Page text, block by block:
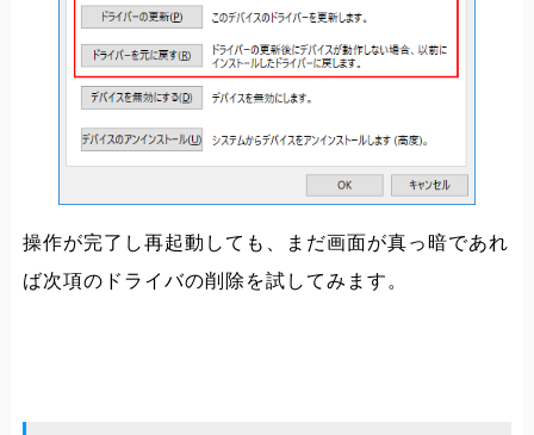
操作が完了し再起動しても、まだ画面が真っ暗であれ
ば次項のドライバの削除を試してみます。